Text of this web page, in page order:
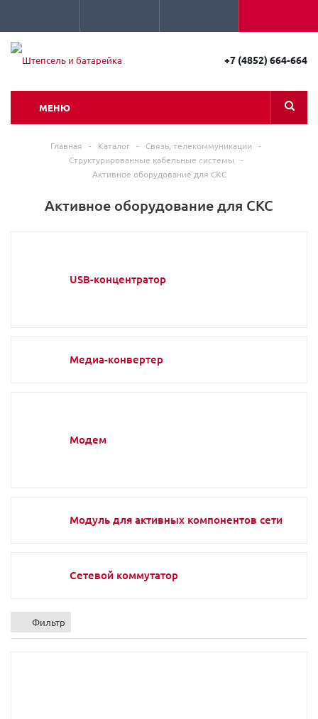
+7 (4852) 664-664
МЕНЮ
Главная - Каталог - Связь, телекоммуникации
-
Структурированные кабельные системы
-
Активное оборудование для СКС
Активное оборудование для СКС
USB-концентратор
Медиа-конвертер
Модем
Модуль для активных компонентов сети
Сетевой коммутатор
Фильтр